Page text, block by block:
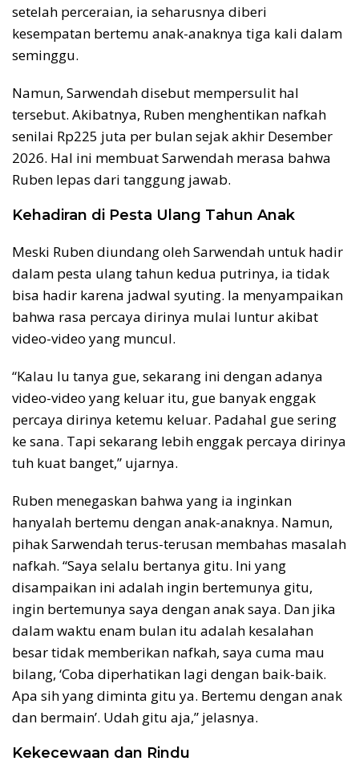
setelah perceraian, ia seharusnya diberi
kesempatan bertemu anak-anaknya tiga kali dalam
seminggu.
Namun, Sarwendah disebut mempersulit hal
tersebut. Akibatnya, Ruben menghentikan nafkah
senilai Rp225 juta per bulan sejak akhir Desember
2026. Hal ini membuat Sarwendah merasa bahwa
Ruben lepas dari tanggung jawab.
Kehadiran di Pesta Ulang Tahun Anak
Meski Ruben diundang oleh Sarwendah untuk hadir
dalam pesta ulang tahun kedua putrinya, ia tidak
bisa hadir karena jadwal syuting. Ia menyampaikan
bahwa rasa percaya dirinya mulai luntur akibat
video-video yang muncul.
“Kalau lu tanya gue, sekarang ini dengan adanya
video-video yang keluar itu, gue banyak enggak
percaya dirinya ketemu keluar. Padahal gue sering
ke sana. Tapi sekarang lebih enggak percaya dirinya
tuh kuat banget,” ujarnya.
Ruben menegaskan bahwa yang ia inginkan
hanyalah bertemu dengan anak-anaknya. Namun,
pihak Sarwendah terus-terusan membahas masalah
nafkah. “Saya selalu bertanya gitu. Ini yang
disampaikan ini adalah ingin bertemunya gitu,
ingin bertemunya saya dengan anak saya. Dan jika
dalam waktu enam bulan itu adalah kesalahan
besar tidak memberikan nafkah, saya cuma mau
bilang, ‘Coba diperhatikan lagi dengan baik-baik.
Apa sih yang diminta gitu ya. Bertemu dengan anak
dan bermain’. Udah gitu aja,” jelasnya.
Kekecewaan dan Rindu